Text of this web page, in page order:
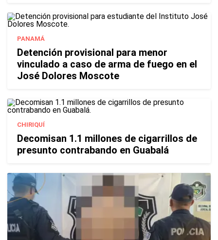
PANAMÁ
Detención provisional para menor
vinculado a caso de arma de fuego en el
José Dolores Moscote
CHIRIQUÍ
Decomisan 1.1 millones de cigarrillos de
presunto contrabando en Guabalá